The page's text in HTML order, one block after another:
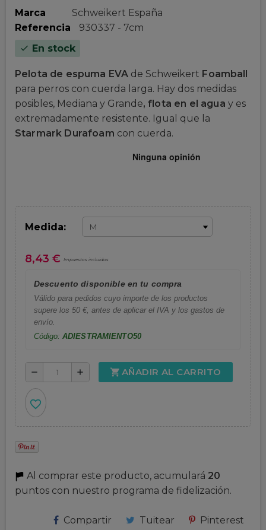
Marca
Schweikert España
Referencia
930337 - 7cm
check En stock
Pelota de espuma EVA de Schweikert Foamball
para perros con cuerda larga. Hay dos medidas
posibles, Mediana y Grande, flota en el agua y es
extremadamente resistente. Igual que la
Starmark Durafoam con cuerda.
Medida:
8,43 € Impuestos incluidos
Descuento disponible en tu compra
Válido para pedidos cuyo importe de los productos
supere los 50 €, antes de aplicar el IVA y los gastos de
envío.
Código: ADIESTRAMIENTO50
remove add shopping_cart AÑADIR AL CARRITO
favorite_border
Al comprar este producto, acumulará 20
puntos con nuestro programa de fidelización.
Compartir Tuitear Pinterest